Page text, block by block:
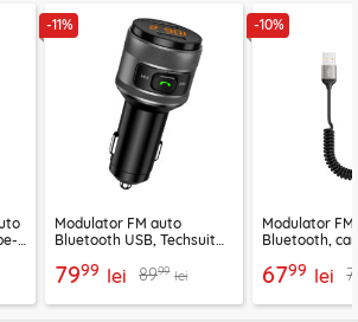
-11%
Modulator FM auto
Bluetooth USB, Techsuit
7999 lei 8999 lei
-10%
Modulator
Bluetooth,
6799 lei